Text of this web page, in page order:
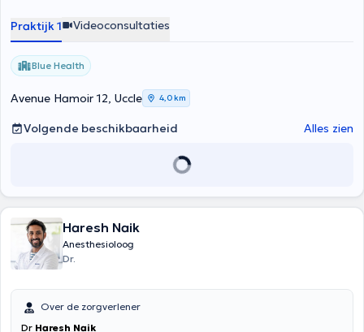
Praktijk 1 Videoconsultaties
Blue Health
Avenue Hamoir 12, Uccle 4,0 km
Volgende beschikbaarheid Alles zien
Haresh Naik
Anesthesioloog
Dr.
Over de zorgverlener
Dr Haresh Naik